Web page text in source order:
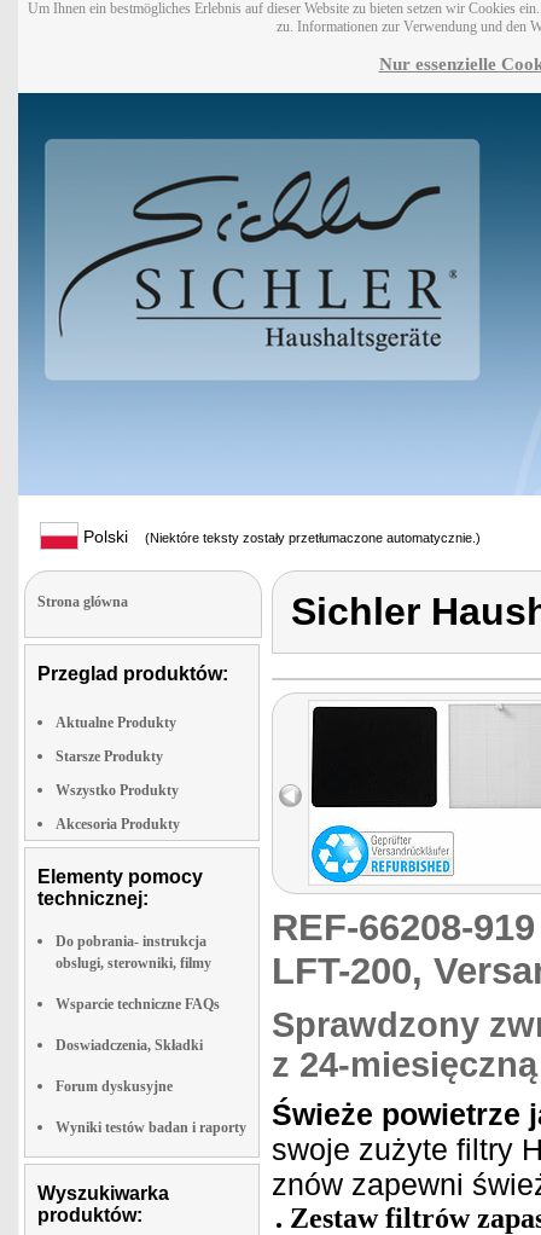
Um Ihnen ein bestmögliches Erlebnis auf dieser Website zu bieten setzen wir Cookies
zu. Informationen zur Verwendung und den
Nur essenzielle
Polski (Niektóre teksty zostały przetłumaczone automatycznie.)
Strona glówna
Przeglad produktów:
Aktualne Produkty
Starsze Produkty
Wszystko Produkty
Akcesoria Produkty
Elementy pomocy
technicznej:
Do pobrania- instrukcja
obslugi, sterowniki, filmy
Wsparcie techniczne FAQs
Doswiadczenia, Składki
Forum dyskusyjne
Wyniki testów badan i raporty
Wyszukiwarka
produktów:
Sichler
REF-66208-
LFT-200,
Sprawdzony
z 24-
Świeże powietrze
swoje zużyte filtry
znów zapewni
Zestaw filtrów